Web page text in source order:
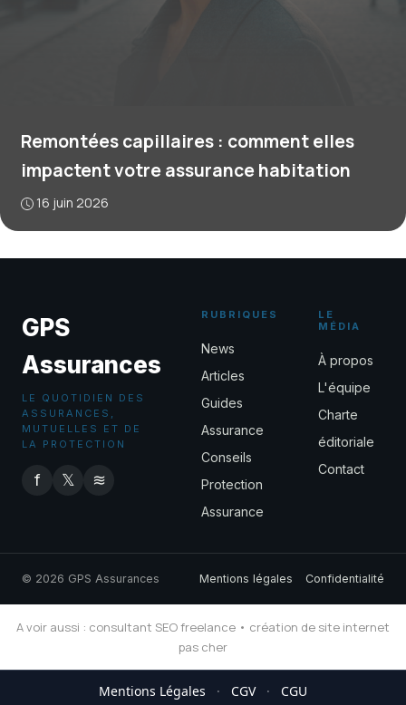
Remontées capillaires : comment elles
impactent votre assurance habitation
16 juin 2026
GPS
Assurances
LE QUOTIDIEN DES
ASSURANCES,
MUTUELLES ET DE
LA PROTECTION
f 𝕏 ≋
RUBRIQUES
News
Articles
Guides
Assurance
Conseils
Protection
Assurance
LE
MÉDIA
À propos
L'équipe
Charte
éditoriale
Contact
© 2026 GPS Assurances Mentions légales Confidentialité
A voir aussi : consultant SEO freelance • création de site internet
pas cher
Mentions Légales · CGV · CGU